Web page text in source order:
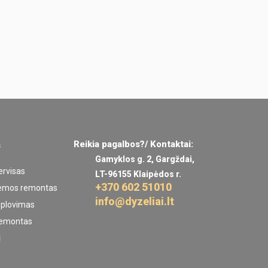
remontas
Reikia pagalbos?/ Kontaktai:
Gamyklos g. 2, Gargždai,
LT-96155 Klaipėdos r.
+370 602 51010
info@dyzeliai.lt